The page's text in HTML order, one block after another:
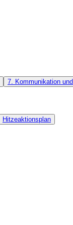
7. Kommunikation
Hitzeaktionsplan